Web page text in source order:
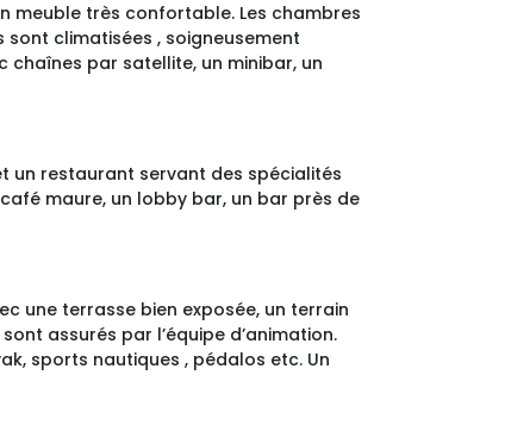
meuble très confortable. Les chambres
sont climatisées , soigneusement
chaînes par satellite, un minibar, un
un restaurant servant des spécialités
maure, un lobby bar, un bar près de
une terrasse bien exposée, un terrain
assurés par l’équipe d’animation.
sports nautiques , pédalos etc. Un